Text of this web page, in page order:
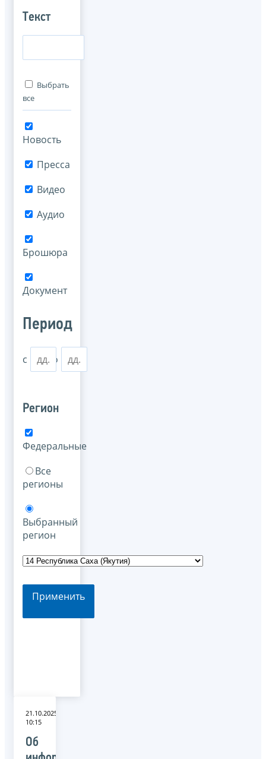
Текст
Выбрать
все
Новость
Пресса
Видео
Аудио
Брошюра
Документ
Период
с по
Регион
Федеральные
Все
регионы
Выбранный
регион
Применить
21.10.2025
10:15
Об